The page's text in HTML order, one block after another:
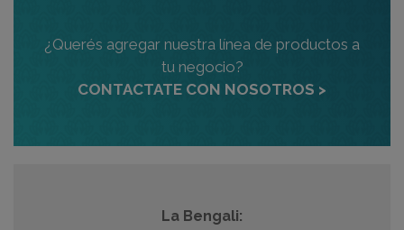
¿Querés agregar nuestra línea de productos a
tu negocio?
CONTACTATE CON NOSOTROS >
La Bengali: